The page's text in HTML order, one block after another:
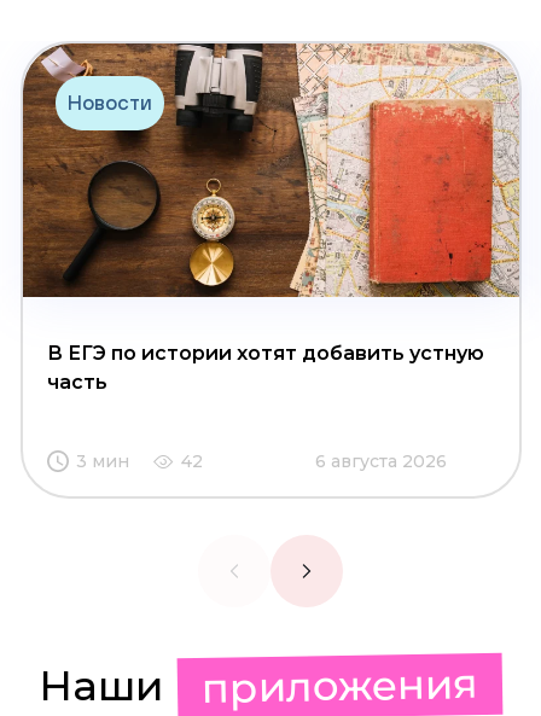
Новости
В ЕГЭ по истории хотят добавить устную
часть
3 мин 42 6 августа 2026
Наши приложения